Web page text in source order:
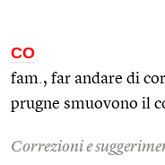
CO
fam., far andare di
prugne smuovono il
Correzioni e